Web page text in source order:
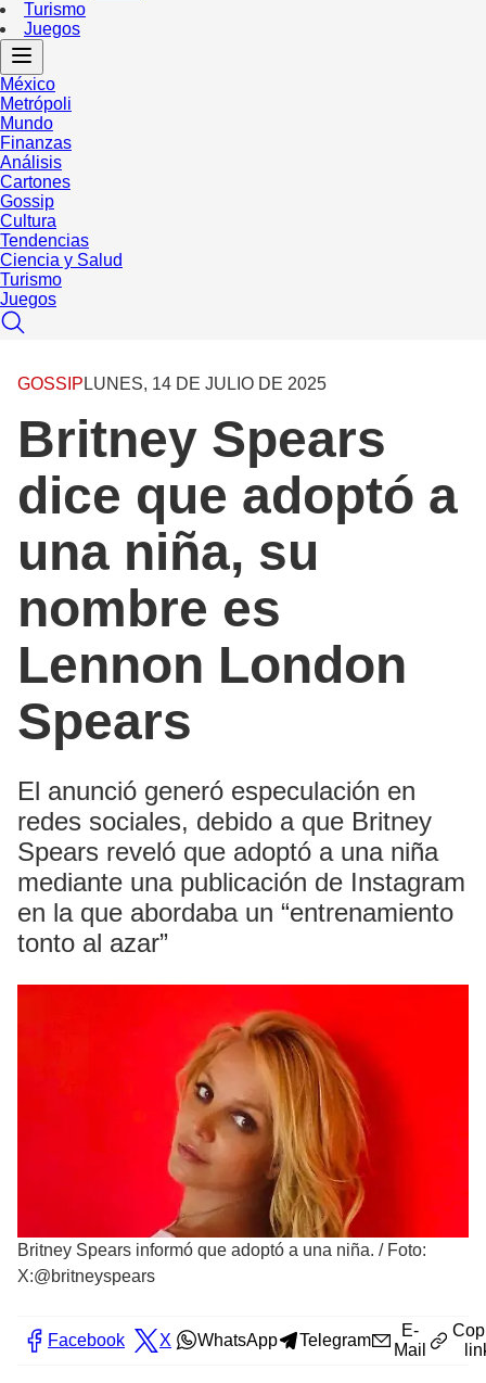
Turismo
Juegos
México
Metrópoli
Mundo
Finanzas
Análisis
Cartones
Gossip
Cultura
Tendencias
Ciencia y Salud
Turismo
Juegos
GOSSIP LUNES, 14 DE JULIO DE 2025
Britney Spears
dice que adoptó a
una niña, su
nombre es
Lennon London
Spears
El anunció generó especulación en
redes sociales, debido a que Britney
Spears reveló que adoptó a una niña
mediante una publicación de Instagram
en la que abordaba un “entrenamiento
tonto al azar”
Britney Spears informó que adoptó a una niña. / Foto:
X:@britneyspears
Facebook X WhatsApp Telegram
E-
Mail